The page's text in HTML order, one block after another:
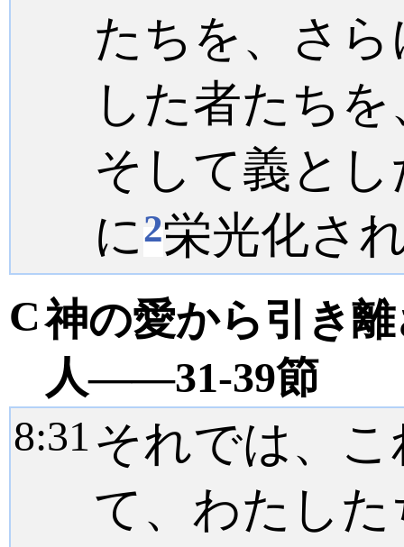
たちを、さ
した者たち
そして義と
に2栄光化さ
C神の愛から引き
人――31-39節
8:31 それでは、
て、わたし